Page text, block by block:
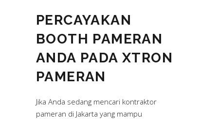
PERCAYAKAN
BOOTH PAMERAN
ANDA PADA XTRON
PAMERAN
Jika Anda sedang mencari kontraktor
pameran di Jakarta yang mampu